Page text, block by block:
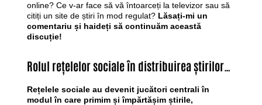
online? Ce v-ar face să vă întoarceți la televizor sau să
citiți un site de știri în mod regulat? Lăsați-mi un
comentariu și haideți să continuăm această
discuție!
Rolul rețelelor sociale în distribuirea știrilor…
Rețelele sociale au devenit jucători centrali în
modul în care primim și împărtășim știrile,